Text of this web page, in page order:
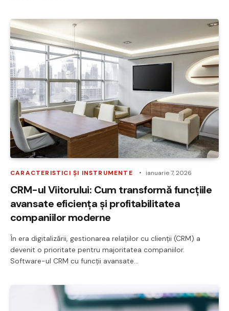
CARACTERISTICI ȘI INSTRUMENTE ianuarie 7, 2026
CRM-ul Viitorului: Cum transformă funcțiile
avansate eficiența și profitabilitatea
companiilor moderne
În era digitalizării, gestionarea relațiilor cu clienții (CRM) a
devenit o prioritate pentru majoritatea companiilor.
Software-ul CRM cu funcții avansate…